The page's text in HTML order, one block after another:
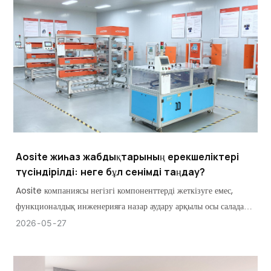
Aosite жиһаз жабдықтарының ерекшеліктері
түсіндірілді: неге бұл сенімді таңдау?
Aosite компаниясы негізгі компоненттерді жеткізуге емес,
функционалдық инженерияға назар аудару арқылы осы саладағы
мәртебесін орнатты.
2026 05 27